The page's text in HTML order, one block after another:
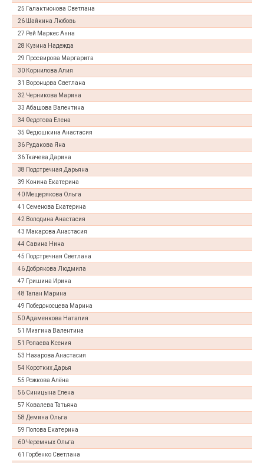
25 Галактионова Светлана
26 Шайкина Любовь
27 Рей Маркес Анна
28 Кузина Надежда
29 Просвирова Маргарита
30 Корнилова Алия
31 Воронцова Светлана
32 Черникова Марина
33 Абашова Валентина
34 Федотова Елена
35 Федюшкина Анастасия
36 Рудакова Яна
36 Ткачева Дарина
38 Подстречная Дарьяна
39 Конина Екатерина
40 Мещерякова Ольга
41 Семенова Екатерина
42 Володина Анастасия
43 Макарова Анастасия
44 Савина Нина
45 Подстречная Светлана
46 Добрякова Людмила
47 Гришина Ирина
48 Талан Марина
49 Победоносцева Марина
50 Адаменкова Наталия
51 Мизгина Валентина
51 Ропаева Ксения
53 Назарова Анастасия
54 Коротких Дарья
55 Рожкова Алёна
56 Синицына Елена
57 Ковалева Татьяна
58 Демина Ольга
59 Попова Екатерина
60 Черемных Ольга
61 Горбенко Светлана